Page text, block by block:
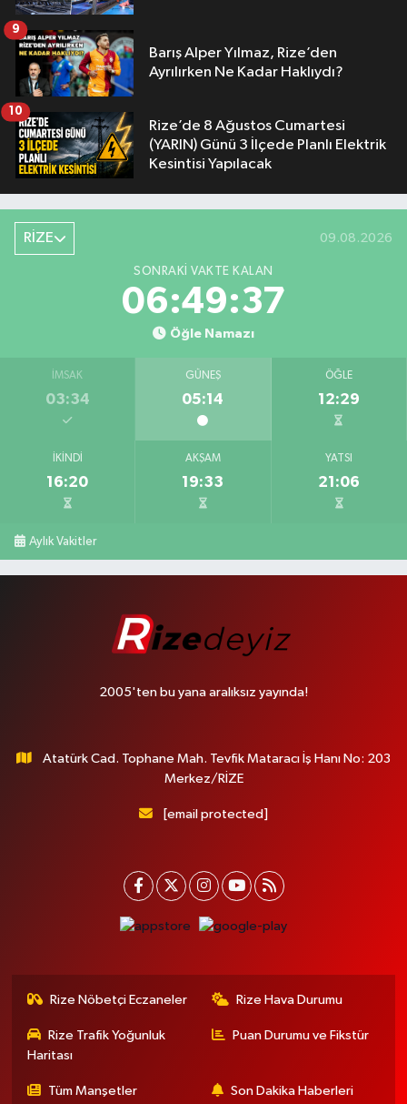
Barış Alper Yılmaz, Rize’den
Ayrılırken Ne Kadar Haklıydı?
9
Rize’de 8 Ağustos Cumartesi
(YARIN) Günü 3 İlçede Planlı Elektrik
Kesintisi Yapılacak
10
RİZE 09.08.2026
SONRAKI VAKTE KALAN
06:49:36
Öğle Namazı
İMSAK
03:34
GÜNEŞ
05:14
ÖĞLE
12:29
İKINDI
16:20
AKŞAM
19:33
YATSI
21:06
Aylık Vakitler
2005'ten bu yana aralıksız yayında!
Atatürk Cad. Tophane Mah. Tevfik Mataracı İş Hanı No: 203
Merkez/RİZE
[email protected]
Rize Nöbetçi Eczaneler Rize Hava Durumu
Rize Trafik Yoğunluk
Haritası
Puan Durumu ve Fikstür
Tüm Manşetler Son Dakika Haberleri